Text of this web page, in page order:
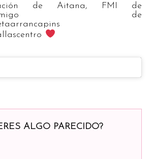
de Aitana, FMI de
de
ALGO PARECIDO?